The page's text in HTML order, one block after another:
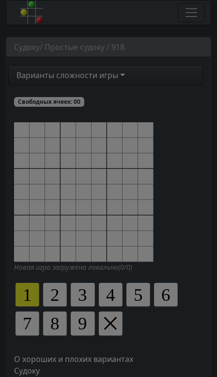
Судоку/ Простые судоку / 918
Варианты сложности игры
Свободных ячеек:00
Новая игра загружена локально(0/0)
О хороших и плохих вариантах
Судоку